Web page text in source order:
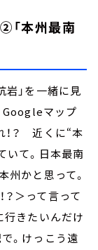
「本州最南
岩」を一緒に見
Googleマップ
！？ 近くに“本
いて。日本最南
州かと思って。
＞って言って
行きたいんだけ
。けっこう遠